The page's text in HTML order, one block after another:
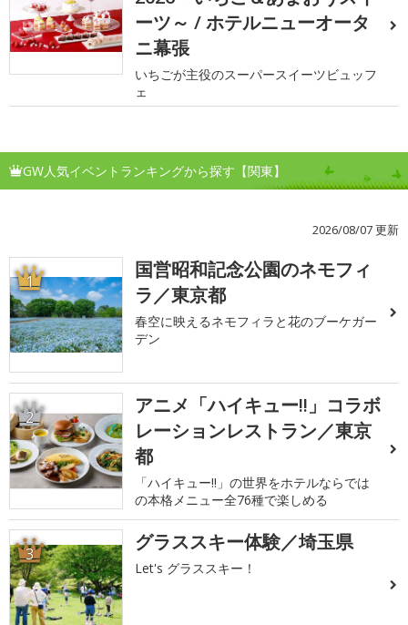
ーツ～ / ホテルニューオータ
ニ幕張
いちごが主役のスーパースイーツビュッフ
ェ
GW人気イベントランキングから探す【関東】
2026/08/07 更新
1
国営昭和記念公園のネモフィ
ラ／東京都
春空に映えるネモフィラと花のブーケガー
デン
2
アニメ「ハイキュー!!」コラボ
レーションレストラン／東京
都
「ハイキュー!!」の世界をホテルならでは
の本格メニュー全76種で楽しめる
3 グラススキー体験／埼玉県
Let's グラススキー！